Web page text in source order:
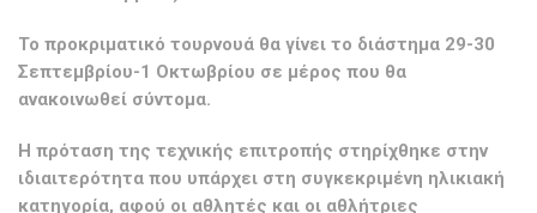
Το προκριματικό τουρνουά θα γίνει το διάστημα 29-30
Σεπτεμβρίου-1 Οκτωβρίου σε μέρος που θα
ανακοινωθεί σύντομα.
Η πρόταση της τεχνικής επιτροπής στηρίχθηκε στην
ιδιαιτερότητα που υπάρχει στη συγκεκριμένη ηλικιακή
κατηγορία, αφού οι αθλητές και οι αθλήτριες